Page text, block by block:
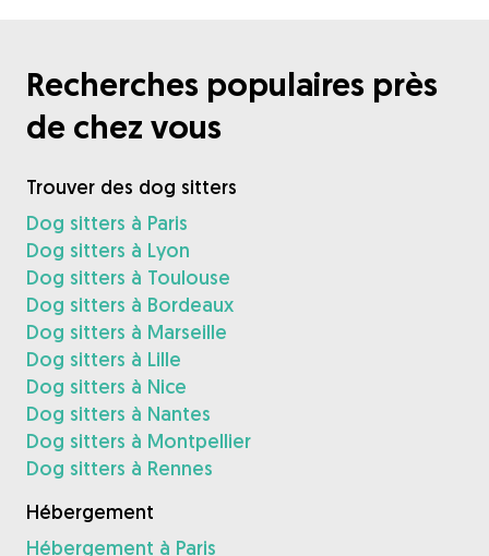
Recherches populaires près
de chez vous
Trouver des dog sitters
Dog sitters à Paris
Dog sitters à Lyon
Dog sitters à Toulouse
Dog sitters à Bordeaux
Dog sitters à Marseille
Dog sitters à Lille
Dog sitters à Nice
Dog sitters à Nantes
Dog sitters à Montpellier
Dog sitters à Rennes
Hébergement
Hébergement à Paris